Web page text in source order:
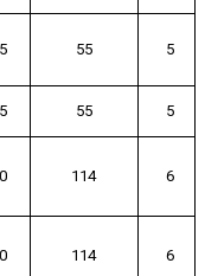
55 5
55 5
114 6
114 6